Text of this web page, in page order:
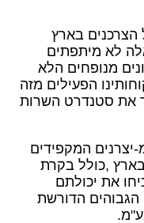
הצרכנים בארץ
לא מיתפתים
מנופחים הלא
הפעילים מזה
את סטנדרט השרות
יצרנים המקפידים
,כולל בקרת
הוכיחו את יכולתם
הדורשת